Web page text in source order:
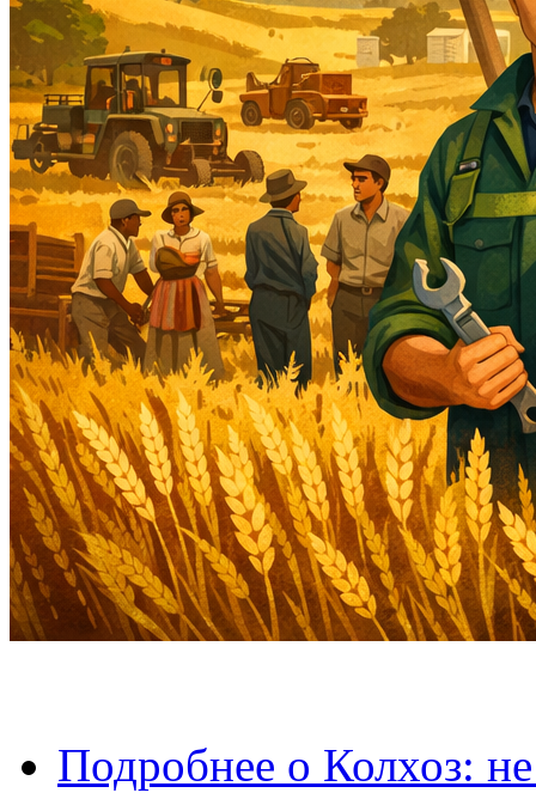
Подробнее о Колхоз: